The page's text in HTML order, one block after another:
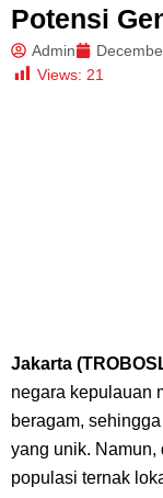
Potensi
Admin
Views: 21
Jakarta
negara kepulauan
beragam,
yang unik. Namun,
populasi ternak